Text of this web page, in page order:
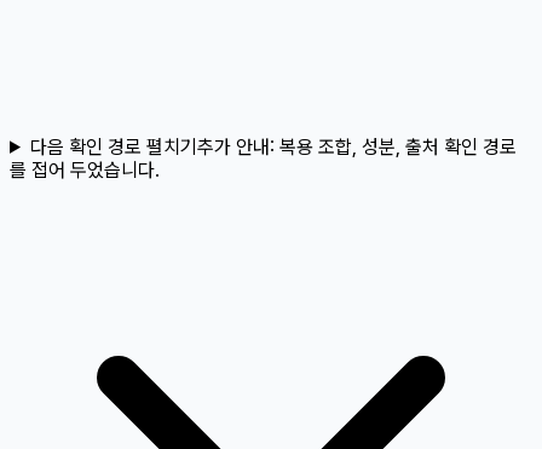
다음 확인 경로 펼치기추가 안내: 복용 조합, 성분, 출처 확인 경로
를 접어 두었습니다.